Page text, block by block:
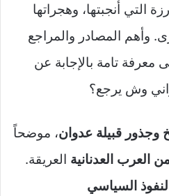
التي أنجبتها، وهجراتها
وأهم المصادر والمراجع
معرفة تامة بالإجابة عن
وش يرجع؟
وجذور قبيلة عدوان، موضحاً
العرب العدنانية العريقة.
النفوذ السياسي